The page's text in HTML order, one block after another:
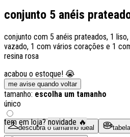
conjunto 5 anéis
conjunto com 5 anéis prateados, 1
vazado, 1 com vários corações e 1
resina rosa
acabou o estoque! 😭
me avise quando voltar
tamanho: escolha um tamanho
único
descubra o tamanho ideal
tem em loja? novidade 🔥